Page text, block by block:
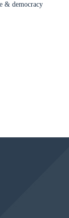
& democracy